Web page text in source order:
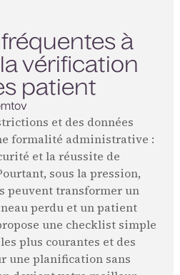
à
vérification
patient
et des données
formalité administrative :
et la réussite de
sous la pression,
peuvent transformer un
perdu et un patient
une checklist simple
plus courantes et des
une planification sans